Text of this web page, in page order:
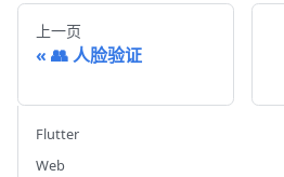
上一页
👥 人脸验证
Flutter
Web